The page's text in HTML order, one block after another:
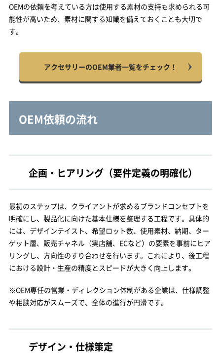
OEMの依頼を考えている方は使用する素材の支持も求められる可
能性が高いため、素材に関する知識を備えておくことも大切で
す。
アクセサリーのOEM業者一覧をチェック！
OEM依頼の流れ
企画・ヒアリング（要件定義の明確化）
最初のステップは、クライアントが求めるブランドコンセプトを
明確にし、製品化に向けた基本仕様を整理する工程です。具体的
には、デザインテイスト、希望ロット数、使用素材、納期、ター
ゲット層、販売チャネル（実店舗、ECなど）の要素を事前にヒア
リングし、方向性のすり合わせを行います。これにより、後工程
における設計・生産の精度とスピードが大きく向上します。
※OEM専任の営業・ディレクション体制がある企業は、仕様調整
や相談対応がスムーズで、全体の進行が円滑です。
デザイン・仕様策定